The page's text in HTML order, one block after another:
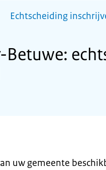
Echtscheiding
Betuwe:
uw gemeente